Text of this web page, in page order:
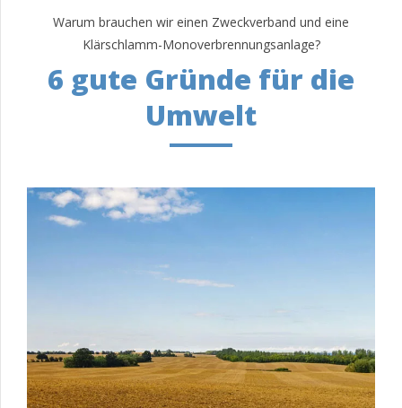
Warum brauchen wir einen Zweckverband und eine
Klärschlamm-Monoverbrennungsanlage?
6 gute Gründe für die
Umwelt